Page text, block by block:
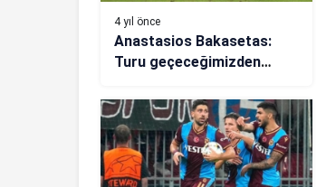
4 yıl önce
Anastasios Bakasetas:
Turu geçeceğimizden